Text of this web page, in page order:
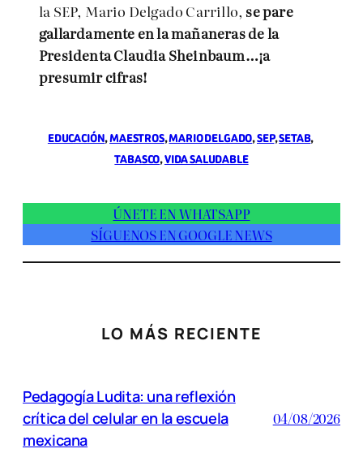
la SEP, Mario Delgado Carrillo,se pare
gallardamente en la mañaneras de la
Presidenta Claudia Sheinbaum…¡a
presumir cifras!
EDUCACIÓN, MAESTROS, MARIO DELGADO, SEP, SETAB
TABASCO, VIDA SALUDABLE
ÚNETE EN WHATSAPP
SÍGUENOS EN GOOGLE NEWS
LO MÁS RECIENTE
Pedagogía Ludita: una reflexión
crítica del celular en la escuela
mexicana
04/08/2026